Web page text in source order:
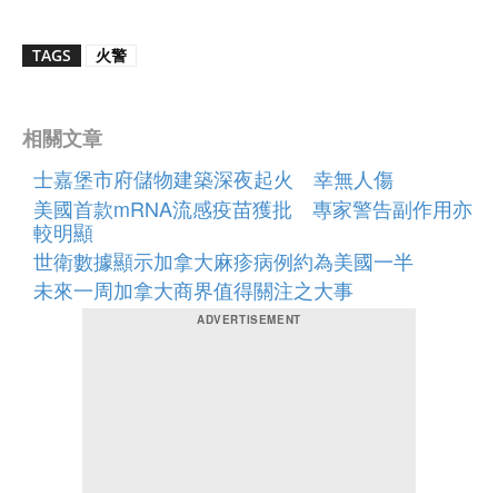
TAGS 火警
相關文章
士嘉堡市府儲物建築深夜起火 幸無人傷
美國首款mRNA流感疫苗獲批 專家警告副作用亦
較明顯
世衛數據顯示加拿大麻疹病例約為美國一半
未來一周加拿大商界值得關注之大事